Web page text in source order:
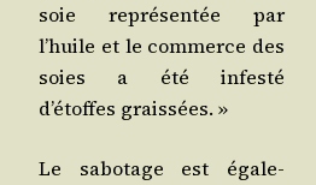
soie repré­sen­tée par
l’huile et le com­merce des
soies a été infes­té
d’étoffes graissées. »
Le sabo­tage est éga­le­